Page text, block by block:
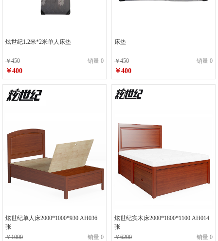
炫世纪1.2米*2米单人床垫
￥450 销量 0
￥400
床垫
￥450 销量 0
￥400
炫世纪单人床2000*1000*930 AH036
张
￥1000
销量 0
炫世纪实木床2000*1800*1100 AH014
张
￥6200
销量 0